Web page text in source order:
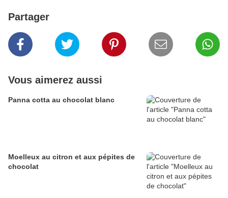
Partager
Vous aimerez aussi
Panna cotta au chocolat blanc
Moelleux au citron et aux pépites de
chocolat